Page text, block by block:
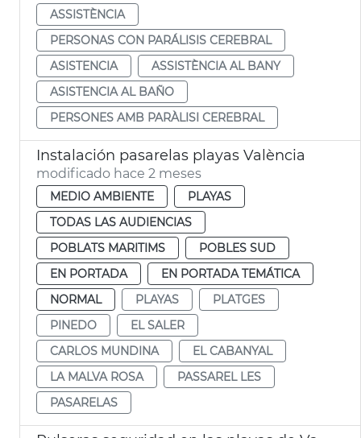
ASSISTÈNCIA
PERSONAS CON PARÁLISIS CEREBRAL
ASISTENCIA
ASSISTÈNCIA AL BANY
ASISTENCIA AL BAÑO
PERSONES AMB PARÀLISI CEREBRAL
Instalación pasarelas playas València
modificado hace 2 meses
MEDIO AMBIENTE
PLAYAS
TODAS LAS AUDIENCIAS
POBLATS MARITIMS
POBLES SUD
EN PORTADA
EN PORTADA TEMÁTICA
NORMAL
PLAYAS
PLATGES
PINEDO
EL SALER
CARLOS MUNDINA
EL CABANYAL
LA MALVA ROSA
PASSAREL LES
PASARELAS